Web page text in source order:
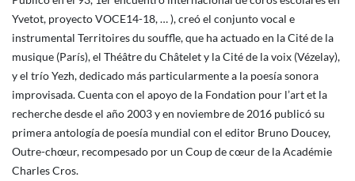
Yvetot, proyecto VOCE14-18, … ), creó el conjunto vocal e
instrumental Territoires du souffle, que ha actuado en la Cité de la
musique (París), el Théâtre du Châtelet y la Cité de la voix (Vézelay),
y el trío Yezh, dedicado más particularmente a la poesía sonora
improvisada. Cuenta con el apoyo de la Fondation pour l’art et la
recherche desde el año 2003 y en noviembre de 2016 publicó su
primera antología de poesía mundial con el editor Bruno Doucey,
Outre-chœur, recompesado por un Coup de cœur de la Académie
Charles Cros.